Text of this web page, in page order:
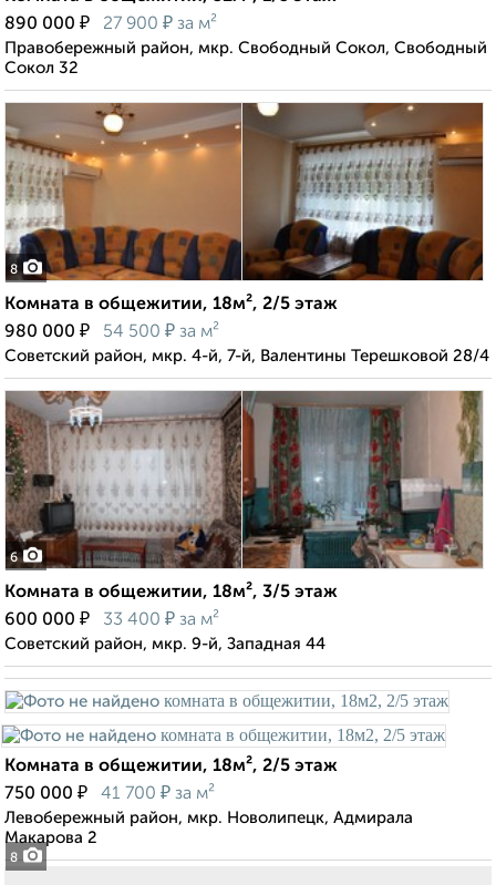
890 000 ₽ 27 900 ₽ за м²
Правобережный район, мкр. Свободный Сокол, Свободный
Сокол 32
8
Комната в общежитии, 18м², 2/5 этаж
980 000 ₽ 54 500 ₽ за м²
Советский район, мкр. 4-й, 7-й, Валентины Терешковой 28/4
6
Комната в общежитии, 18м², 3/5 этаж
600 000 ₽ 33 400 ₽ за м²
Советский район, мкр. 9-й, Западная 44
8
Комната в общежитии, 18м², 2/5 этаж
750 000 ₽ 41 700 ₽ за м²
Левобережный район, мкр. Новолипецк, Адмирала
Макарова 2